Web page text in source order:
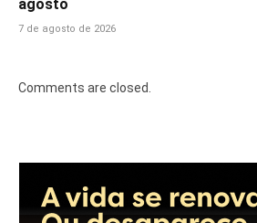
agosto
7 de agosto de 2026
Comments are closed.